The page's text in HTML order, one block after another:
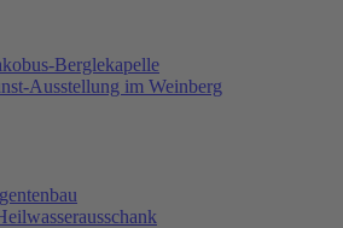
Berglekapelle
Ausstellung im Weinberg